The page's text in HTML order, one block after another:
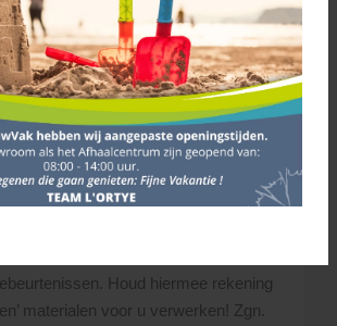
aangeschafte materialen binnen 3 tot
te leveren.
ons een tijdsindicatie i.v.m. de
gegeven, kunnen hieraan geen rechten
Houd hiermee rekening
materialen voor u verwerken! Zgn.